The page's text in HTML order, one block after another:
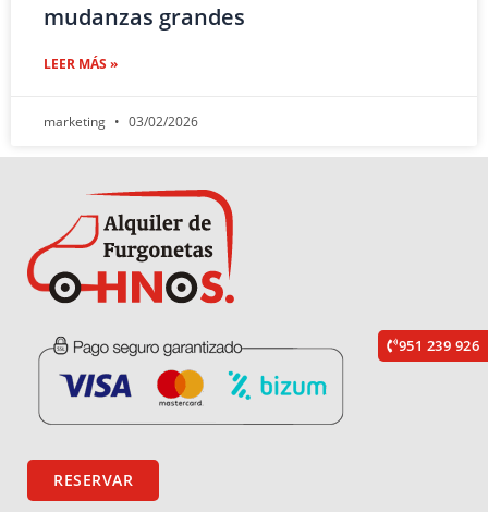
mudanzas grandes
LEER MÁS »
marketing 03/02/2026
RESERVAR
951 239 926